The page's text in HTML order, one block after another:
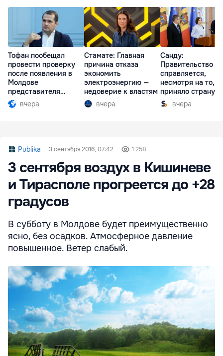
Тофан пообещал
провести проверку
после появления в
Молдове
представителя
Южной Осетии
вчера
Стамате: Главная
причина отказа
экономить
электроэнергию —
недоверие к властям
вчера
Санду:
Правительство
справляется,
несмотря на то,
приняло страну в
разгар кризиса
вчера
Publika 3 сентября 2016, 07:42 1 258
3 сентября воздух в Кишиневе
и Тирасполе прогреется до +28
градусов
В субботу в Молдове будет преимущественно
ясно, без осадков. Атмосферное давление
повышенное. Ветер слабый.